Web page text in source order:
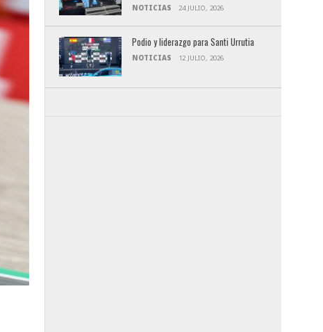
NOTICIAS 24 JULIO, 2026
Podio y liderazgo para Santi Urrutia
NOTICIAS 12 JULIO, 2026